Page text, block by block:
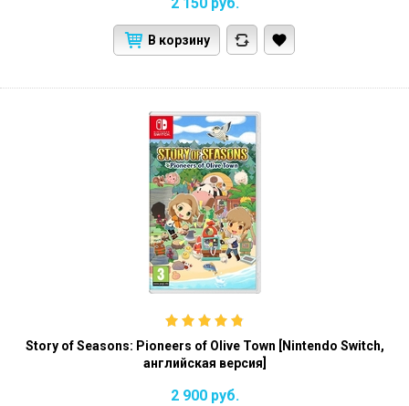
2 150 руб.
В корзину
Story of Seasons: Pioneers of Olive Town [Nintendo Switch,
английская версия]
2 900 руб.